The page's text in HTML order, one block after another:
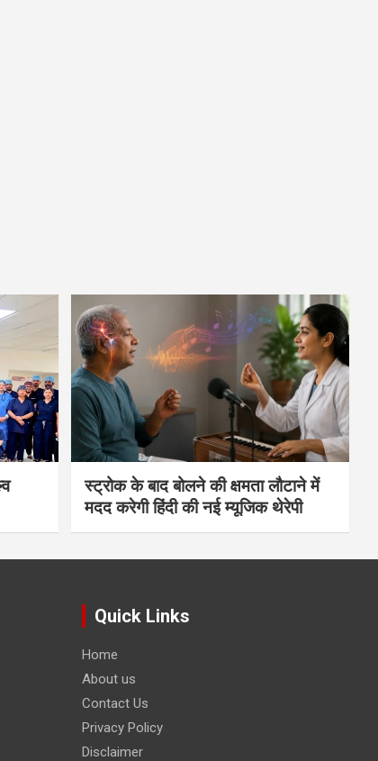
स्ट्रोक के बाद बोलने की क्षमता लौटाने में
मदद करेगी हिंदी की नई म्यूजिक थेरेपी
Quick Links
Home
About us
Contact Us
Privacy Policy
Disclaimer